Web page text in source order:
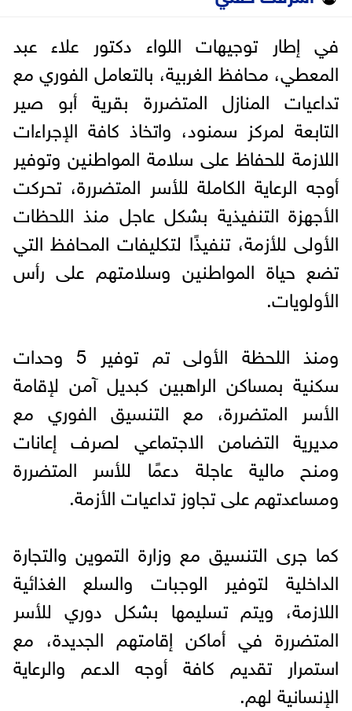
في إطار توجيهات اللواء دكتور علاء عبد
المعطي، محافظ الغربية، بالتعامل الفوري مع
تداعيات المنازل المتضررة بقرية أبو صير
التابعة لمركز سمنود، واتخاذ كافة الإجراءات
اللازمة للحفاظ على سلامة المواطنين وتوفير
أوجه الرعاية الكاملة للأسر المتضررة، تحركت
الأجهزة التنفيذية بشكل عاجل منذ اللحظات
الأولى للأزمة، تنفيذًا لتكليفات المحافظ التي
تضع حياة المواطنين وسلامتهم على رأس
الأولويات.
ومنذ اللحظة الأولى تم توفير 5 وحدات
سكنية بمساكن الراهبين كبديل آمن لإقامة
الأسر المتضررة، مع التنسيق الفوري مع
مديرية التضامن الاجتماعي لصرف إعانات
ومنح مالية عاجلة دعمًا للأسر المتضررة
ومساعدتهم على تجاوز تداعيات الأزمة.
كما جرى التنسيق مع وزارة التموين والتجارة
الداخلية لتوفير الوجبات والسلع الغذائية
اللازمة، ويتم تسليمها بشكل دوري للأسر
المتضررة في أماكن إقامتهم الجديدة، مع
استمرار تقديم كافة أوجه الدعم والرعاية
الإنسانية لهم.